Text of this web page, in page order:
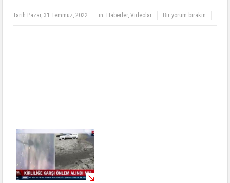
Tarih:Pazar, 31 Temmuz, 2022 in: Haberler,Videolar Bir yorum bırakın